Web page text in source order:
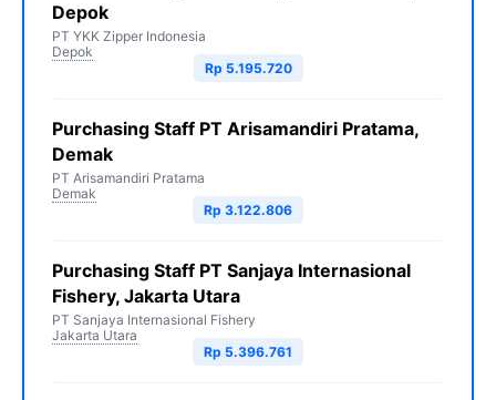
Depok
PT YKK Zipper Indonesia
Depok
Rp 5.195.720
Purchasing Staff PT Arisamandiri Pratama,
Demak
PT Arisamandiri Pratama
Demak
Rp 3.122.806
Purchasing Staff PT Sanjaya Internasional
Fishery, Jakarta Utara
PT Sanjaya Internasional Fishery
Jakarta Utara
Rp 5.396.761